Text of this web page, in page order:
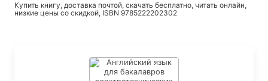
Купить книгу, доставка почтой, скачать бесплатно, читать онлайн,
низкие цены со скидкой, ISBN 9785222202302